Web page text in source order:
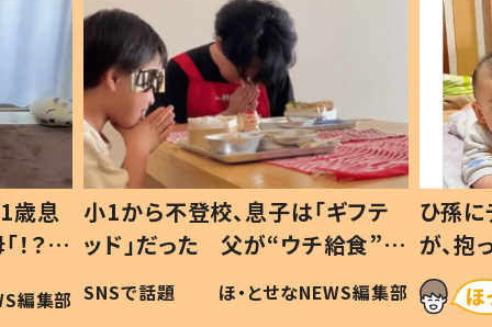
歳息
？」
編集部
小1から不登校、息子は「ギフテ
ッド」だった 父が“ウチ給食”を
作り続ける理由とは #令和の親
#令和の子
SNSで話題 ほ・とせなNEWS編集部
ひ孫
が、
「涙が
い」